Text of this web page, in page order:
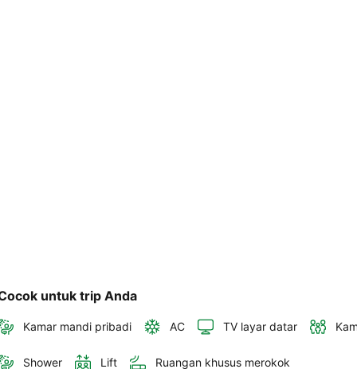
untuk trip Anda
Kamar mandi pribadi AC TV layar datar
Shower Lift Ruangan khusus merokok